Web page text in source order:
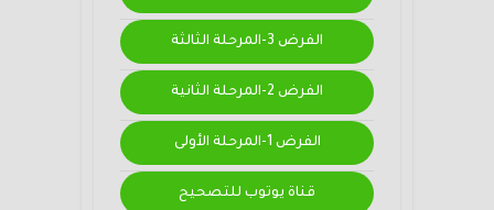
الفرض 3-المرحلة الثالثة
الفرض 2-المرحلة الثانية
الفرض 1-المرحلة الأولى
قناة يوتوب للتصحيح